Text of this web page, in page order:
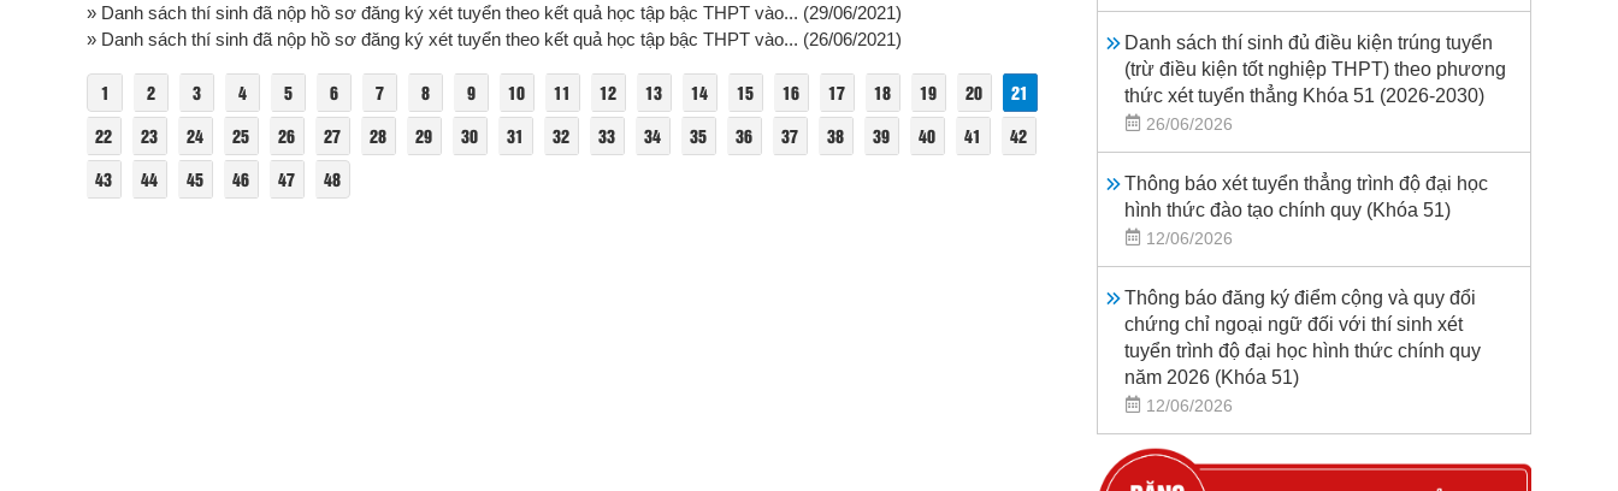
» Danh sách thí sinh đã nộp hồ sơ đăng ký xét tuyển theo kết quả học tập bậc THPT vào... (29/06/2021)
» Danh sách thí sinh đã nộp hồ sơ đăng ký xét tuyển theo kết quả học tập bậc THPT vào... (26/06/2021)
1 2 3 4 5 6 7 8 9 10 11 12 13 14 15 16 17 18 19 20
21
22
23 24 25 26 27 28 29 30 31 32 33 34 35 36 37 38 39 40 41
42
43
44 45 46 47 48
Danh sách thí sinh đủ điều kiện trúng tuyển
(trừ điều kiện tốt nghiệp THPT) theo phương
thức xét tuyển thẳng Khóa 51 (2026-2030)
26/06/2026
Thông báo xét tuyển thẳng trình độ đại học
hình thức đào tạo chính quy (Khóa 51)
12/06/2026
Thông báo đăng ký điểm cộng và quy đổi
chứng chỉ ngoại ngữ đối với thí sinh xét
tuyển trình độ đại học hình thức chính quy
năm 2026 (Khóa 51)
12/06/2026